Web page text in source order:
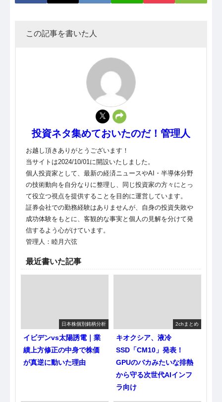
この記事を書いた人
投資ネタ集めておいたのだ！管理人
お越し頂きありがとうございます！
当サイトは2024/10/01に開設いたしました。
個人投資家として、最新の経済ニュースやAI・半導体分野
の技術動向を自分なりに整理し、同じ投資家の方々にとっ
て役立つ視点を提供することを目的に運営しています。
証券会社での勤務経験はありませんが、自身の投資失敗や
成功体験をもとに、客観的な事実と個人の見解を分けて発
信するよう心がけています。
管理人：睦月六弦
最近書いた記事
日本株個別銘柄分析
イビデンvs太陽誘電｜業
績上方修正の中身で株価
が真逆に動いた理由
2chまとめ
キオクシア、液冷
SSD「CM10」発表！
GPUのバカみたいな排熱
から守る次世代AIインフ
ラ向け